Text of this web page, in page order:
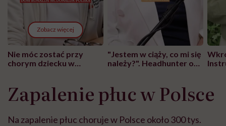
Zobacz więcej
Nie móc zostać przy
chorym dziecku w
może chyba tylko
głupota i brak
wyobraźni"
"Jestem w ciąży, co mi się
należy?". Headhunter o
pracy
Zapalenie płuc w Polsce
Na zapalenie płuc choruje w Polsce około 300 tys.